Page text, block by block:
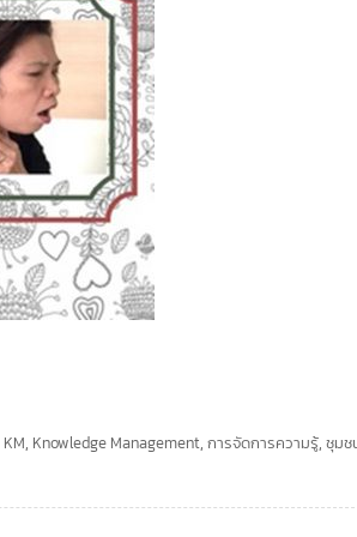
KM, Knowledge Management,การจัดการความรู้,ชุม